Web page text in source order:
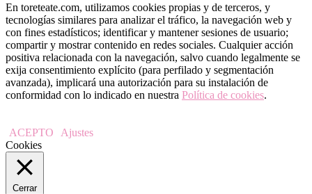
En toreteate.com, utilizamos cookies propias y de terceros, y
tecnologías similares para analizar el tráfico, la navegación web y
con fines estadísticos; identificar y mantener sesiones de usuario;
compartir y mostrar contenido en redes sociales. Cualquier acción
positiva relacionada con la navegación, salvo cuando legalmente se
exija consentimiento explícito (para perfilado y segmentación
avanzada), implicará una autorización para su instalación de
conformidad con lo indicado en nuestra Política de cookies.
ACEPTO
Ajustes
Cookies
Cerrar